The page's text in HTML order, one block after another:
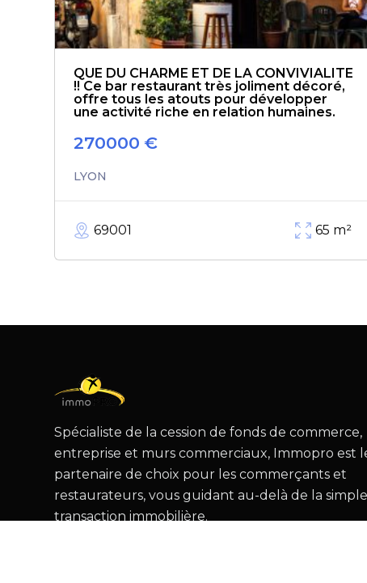
QUE DU CHARME ET DE LA CONVIVIALITE
!! Ce bar restaurant très joliment décoré,
offre tous les atouts pour développer
une activité riche en relation humaines.
270000 €
LYON
69001 65 m²
Spécialiste de la cession de fonds de commerce,
entreprise et murs commerciaux, Immopro est
partenaire de choix pour les commerçants et
restaurateurs, vous guidant au-delà de la simple
transaction immobilière.